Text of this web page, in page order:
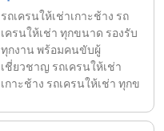
รถเครนให้เช่าเกาะช้าง รถ
เครนให้เช่า ทุกขนาด รองรับ
ทุกงาน พร้อมคนขับผู้
เชี่ยวชาญ รถเครนให้เช่า
เกาะช้าง รถเครนให้เช่า ทุกข